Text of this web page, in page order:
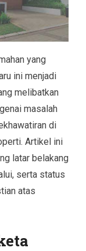
yang
ini menjadi
melibatkan
masalah
di
Artikel ini
latar belakang
serta status
atas